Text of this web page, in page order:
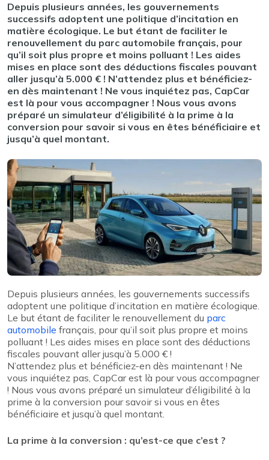
Depuis plusieurs années, les gouvernements
successifs adoptent une politique d’incitation en
matière écologique. Le but étant de faciliter le
renouvellement du parc automobile français, pour
qu’il soit plus propre et moins polluant ! Les aides
mises en place sont des déductions fiscales pouvant
aller jusqu’à 5.000 € ! N’attendez plus et bénéficiez-
en dès maintenant ! Ne vous inquiétez pas, CapCar
est là pour vous accompagner ! Nous vous avons
préparé un simulateur d’éligibilité à la prime à la
conversion pour savoir si vous en êtes bénéficiaire et
jusqu’à quel montant.
Depuis plusieurs années, les gouvernements successifs
adoptent une politique d’incitation en matière écologique.
Le but étant de faciliter le renouvellement du parc
automobile français, pour qu’il soit plus propre et moins
polluant ! Les aides mises en place sont des déductions
fiscales pouvant aller jusqu’à 5.000 € !
N’attendez plus et bénéficiez-en dès maintenant ! Ne
vous inquiétez pas, CapCar est là pour vous accompagner
! Nous vous avons préparé un simulateur d’éligibilité à la
prime à la conversion pour savoir si vous en êtes
bénéficiaire et jusqu’à quel montant.
La prime à la conversion : qu’est-ce que c’est ?